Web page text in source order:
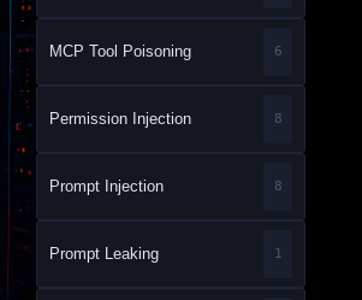
MCP Tool Poisoning 6
Permission Injection 8
Prompt Injection 8
Prompt Leaking 1